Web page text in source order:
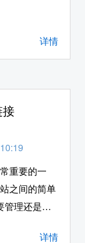
详情
重要的一
之间的简单
管理还是添
详情